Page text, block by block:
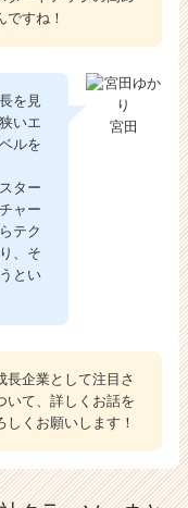
ですね！
宮田
を見
いエ
ルを
ター
ャー
テク
、そ
とい
長企業として注目さ
いて、詳しくお話を
くお願いします！